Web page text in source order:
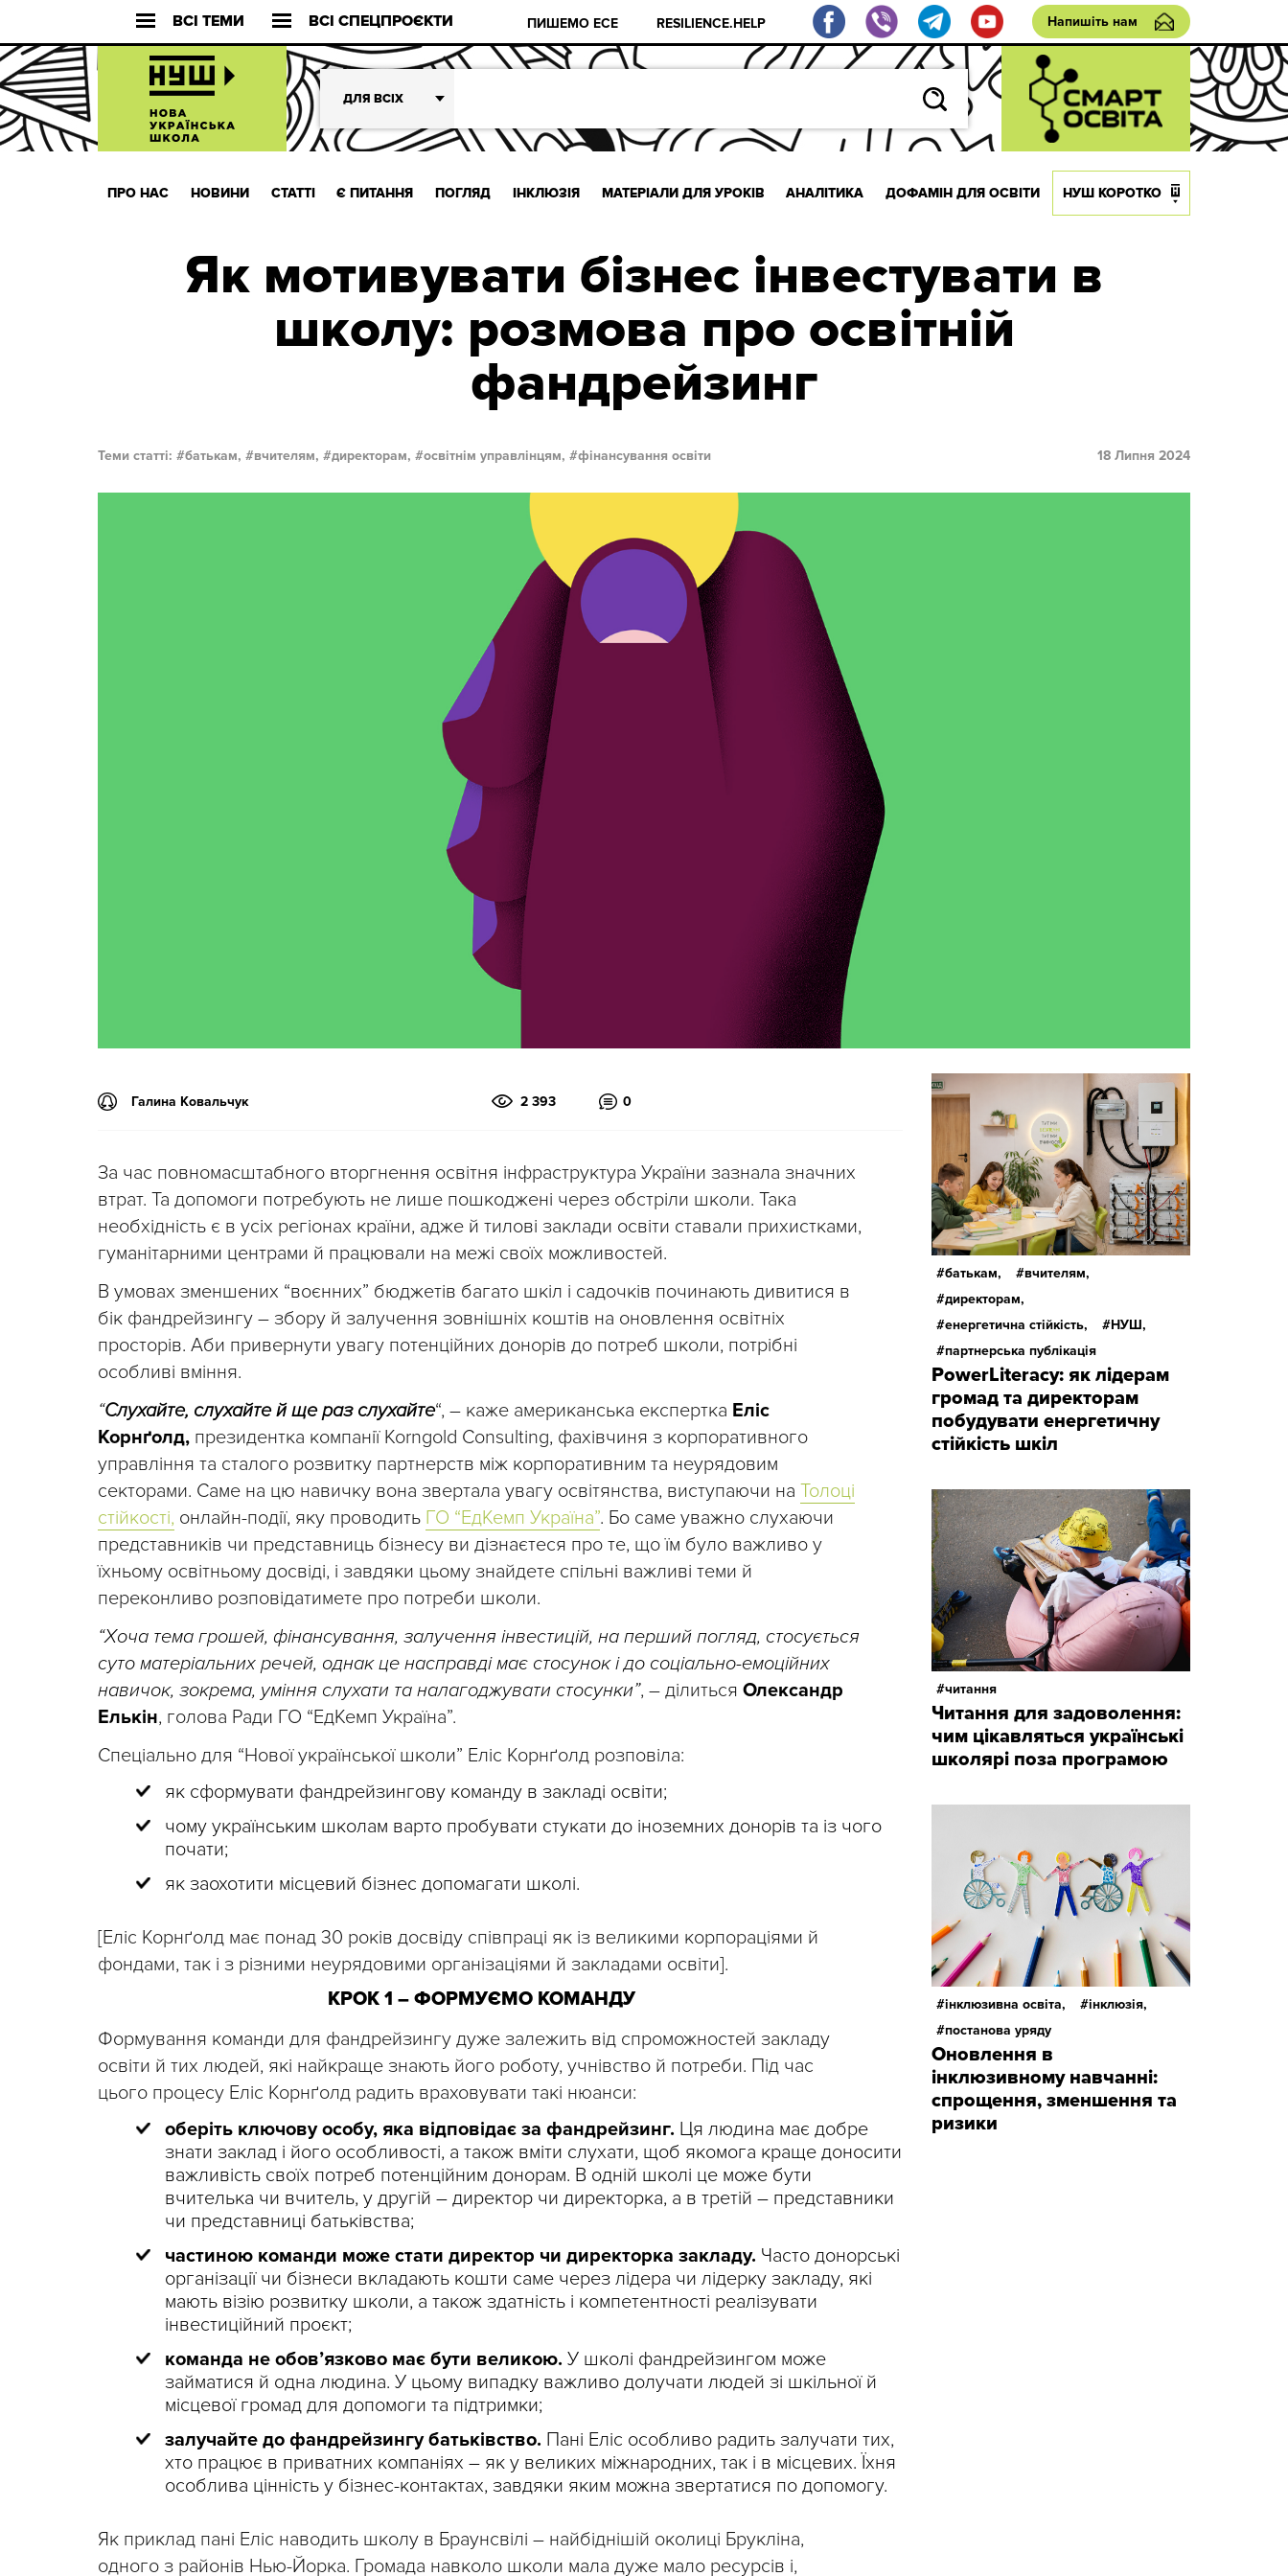
ВСІ ТЕМИ ВСІ СПЕЦПРОЄКТИ ПИШЕМО ЕСЕ RESILIENCE.HELP Напишіть нам
ДЛЯ ВСІХ
ПРО НАС НОВИНИ СТАТТІ Є ПИТАННЯ ПОГЛЯД ІНКЛЮЗІЯ МАТЕРІАЛИ ДЛЯ УРОКІВ АНАЛІТИКА ДОФАМІН ДЛЯ ОСВІТИ НУШ КОРОТКО
Як мотивувати бізнес інвестувати в
школу: розмова про освітній
фандрейзинг
Теми статті: батькам, вчителям, директорам, освітнім управлінцям, фінансування освіти 18 Липня 2024
Галина Ковальчук 2 393 0
За час повномасштабного вторгнення освітня інфраструктура України зазнала значних
втрат. Та допомоги потребують не лише пошкоджені через обстріли школи. Така
необхідність є в усіх регіонах країни, адже й тилові заклади освіти ставали прихистками,
гуманітарними центрами й працювали на межі своїх можливостей.
В умовах зменшених “воєнних” бюджетів багато шкіл і садочків починають дивитися в
бік фандрейзингу – збору й залучення зовнішніх коштів на оновлення освітніх
просторів. Аби привернути увагу потенційних донорів до потреб школи, потрібні
особливі вміння.
“Слухайте, слухайте й ще раз слухайте“, – каже американська експертка Еліс
Корнґолд, президентка компанії Korngold Consulting, фахівчиня з корпоративного
управління та сталого розвитку партнерств між корпоративним та неурядовим
секторами. Саме на цю навичку вона звертала увагу освітянства, виступаючи на Толоці
стійкості, онлайн-події, яку проводить ГО “ЕдКемп Україна”. Бо саме уважно слухаючи
представників чи представниць бізнесу ви дізнаєтеся про те, що їм було важливо у
їхньому освітньому досвіді, і завдяки цьому знайдете спільні важливі теми й
переконливо розповідатимете про потреби школи.
“Хоча тема грошей, фінансування, залучення інвестицій, на перший погляд, стосується
суто матеріальних речей, однак це насправді має стосунок і до соціально-емоційних
навичок, зокрема, уміння слухати та налагоджувати стосунки”, – ділиться Олександр
Елькін, голова Ради ГО “ЕдКемп Україна”.
Спеціально для “Нової української школи” Еліс Корнґолд розповіла:
як сформувати фандрейзингову команду в закладі освіти;
чому українським школам варто пробувати стукати до іноземних донорів та із чого
почати;
як заохотити місцевий бізнес допомагати школі.
[Еліс Корнґолд має понад 30 років досвіду співпраці як із великими корпораціями й
фондами, так і з різними неурядовими організаціями й закладами освіти].
КРОК 1 – ФОРМУЄМО КОМАНДУ
Формування команди для фандрейзингу дуже залежить від спроможностей закладу
освіти й тих людей, які найкраще знають його роботу, учнівство й потреби. Під час
цього процесу Еліс Корнґолд радить враховувати такі нюанси:
оберіть ключову особу, яка відповідає за фандрейзинг. Ця людина має добре
знати заклад і його особливості, а також вміти слухати, щоб якомога краще доносити
важливість своїх потреб потенційним донорам. В одній школі це може бути
вчителька чи вчитель, у другій – директор чи директорка, а в третій – представники
чи представниці батьківства;
частиною команди може стати директор чи директорка закладу. Часто донорські
організації чи бізнеси вкладають кошти саме через лідера чи лідерку закладу, які
мають візію розвитку школи, а також здатність і компетентності реалізувати
інвестиційний проєкт;
команда не обовʼязково має бути великою. У школі фандрейзингом може
займатися й одна людина. У цьому випадку важливо долучати людей зі шкільної й
місцевої громад для допомоги та підтримки;
залучайте до фандрейзингу батьківство. Пані Еліс особливо радить залучати тих,
хто працює в приватних компаніях – як у великих міжнародних, так і в місцевих. Їхня
особлива цінність у бізнес-контактах, завдяки яким можна звертатися по допомогу.
Як приклад пані Еліс наводить школу в Браунсвілі – найбіднішій околиці Брукліна,
одного з районів Нью-Йорка. Громада навколо школи мала дуже мало ресурсів і,
батькам,
вчителям,
директорам,
енергетична стійкість,
НУШ,
партнерська публікація
PowerLiteracy: як лідерам
громад та директорам
побудувати енергетичну
стійкість шкіл
читання
Читання для задоволення:
чим цікавляться українські
школярі поза програмою
інклюзивна освіта,
інклюзія,
постанова уряду
Оновлення в
інклюзивному навчанні:
спрощення, зменшення та
ризики